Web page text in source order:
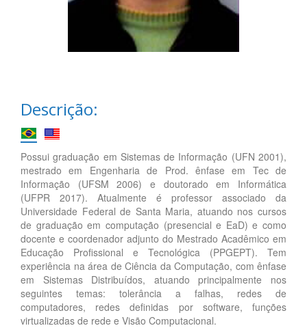
Descrição:
Possui graduação em Sistemas de Informação (UFN 2001),
mestrado em Engenharia de Prod. ênfase em Tec de
Informação (UFSM 2006) e doutorado em Informática
(UFPR 2017). Atualmente é professor associado da
Universidade Federal de Santa Maria, atuando nos cursos
de graduação em computação (presencial e EaD) e como
docente e coordenador adjunto do Mestrado Acadêmico em
Educação Profissional e Tecnológica (PPGEPT). Tem
experiência na área de Ciência da Computação, com ênfase
em Sistemas Distribuídos, atuando principalmente nos
seguintes temas: tolerância a falhas, redes de
computadores, redes definidas por software, funções
virtualizadas de rede e Visão Computacional.